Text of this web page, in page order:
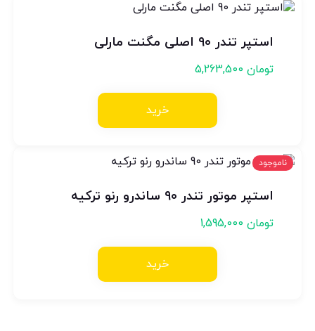
استپر تندر ۹۰ اصلی مگنت مارلی
تومان5,263,500
خرید
ناموجود
استپر موتور تندر ۹۰ ساندرو رنو ترکیه
تومان1,595,000
خرید